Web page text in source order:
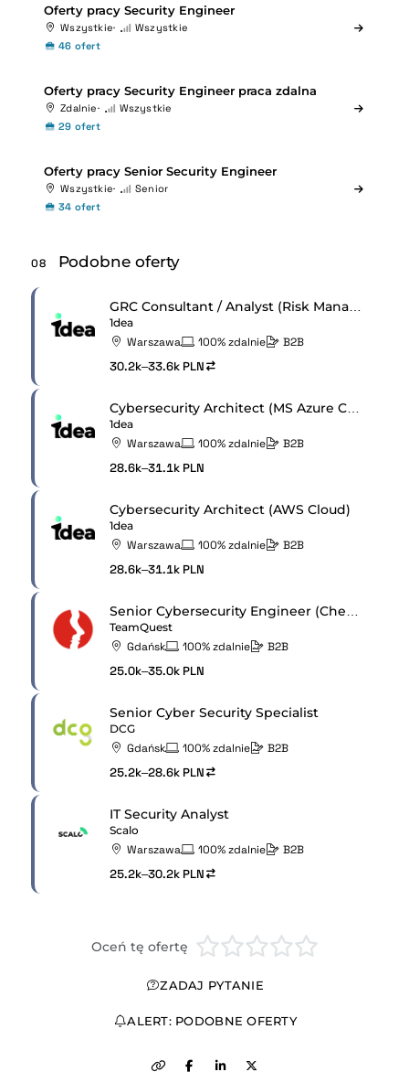
Oferty pracy Security Engineer
Wszystkie
Wszystkie
46 ofert
Oferty pracy Security Engineer praca zdalna
Zdalnie
Wszystkie
29 ofert
Oferty pracy Senior Security Engineer
Wszystkie
Senior
34 ofert
08 Podobne oferty
GRC Consultant / Analyst (Risk Management & ISO 27001)
1dea
Warszawa 100% zdalnie B2B
30.2k–33.6k PLN
Cybersecurity Architect (MS Azure Cloud)
1dea
Warszawa 100% zdalnie B2B
28.6k–31.1k PLN
Cybersecurity Architect (AWS Cloud)
1dea
Warszawa 100% zdalnie B2B
28.6k–31.1k PLN
Senior Cybersecurity Engineer (Check Point Maestro Experience)
TeamQuest
Gdańsk 100% zdalnie B2B
25.0k–35.0k PLN
Senior Cyber Security Specialist
DCG
Gdańsk 100% zdalnie B2B
25.2k–28.6k PLN
IT Security Analyst
Scalo
Warszawa 100% zdalnie B2B
25.2k–30.2k PLN
Oceń tę ofertę
ZADAJ PYTANIE
ALERT: PODOBNE OFERTY